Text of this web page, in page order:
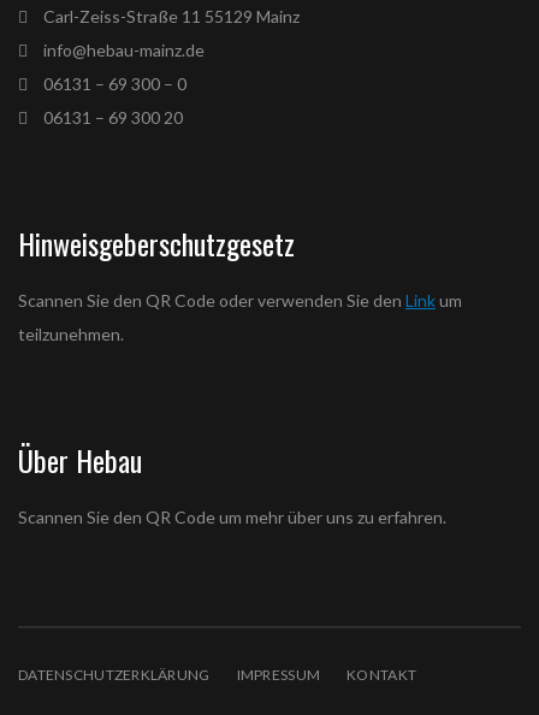
Carl-Zeiss-Straße 11 55129 Mainz
info@hebau-mainz.de
06131 – 69 300 – 0
06131 – 69 300 20
Hinweisgeberschutzgesetz
Scannen Sie den QR Code oder verwenden Sie den Linkum
teilzunehmen.
Über Hebau
Scannen Sie den QR Code um mehr über uns zu erfahren.
DATENSCHUTZERKLÄRUNG IMPRESSUM KONTAKT